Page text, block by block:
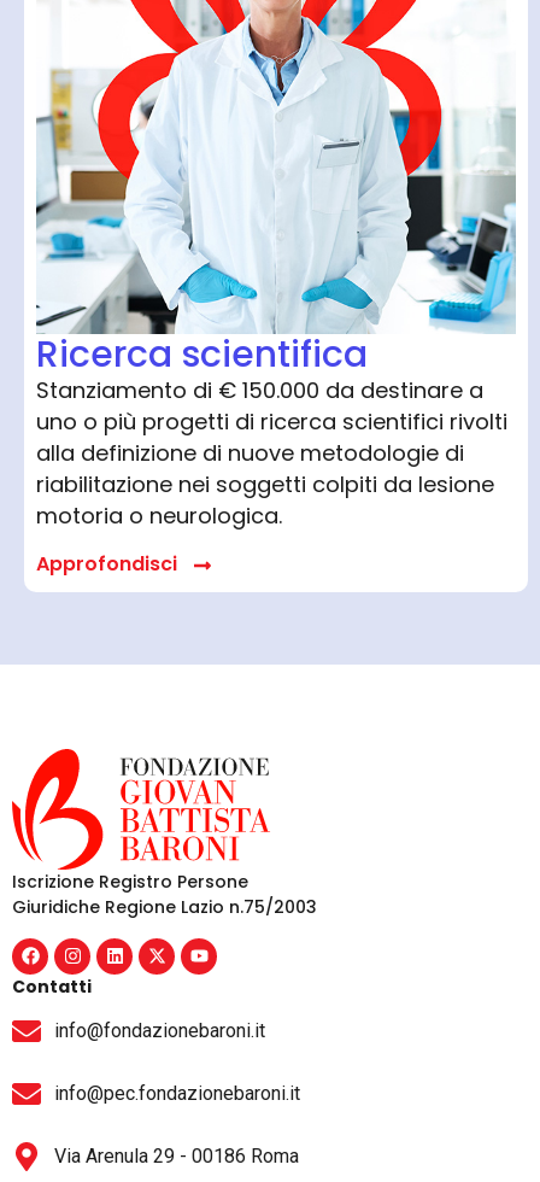
Ricerca scientifica
Stanziamento di € 150.000 da destinare a
uno o più progetti di ricerca scientifici rivolti
alla definizione di nuove metodologie di
riabilitazione nei soggetti colpiti da lesione
motoria o neurologica.
Approfondisci
Iscrizione Registro Persone
Giuridiche Regione Lazio n.75/2003
Contatti
info@fondazionebaroni.it
info@pec.fondazionebaroni.it
Via Arenula 29 - 00186 Roma